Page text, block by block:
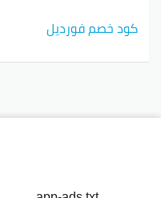
كود خصم فورديل